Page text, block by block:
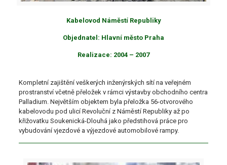
Kabelovod Náměstí Republiky
Objednatel: Hlavní město Praha
Realizace: 2004 – 2007
Kompletní zajištění veškerých inženýrských sítí na veřejném
prostranství včetně přeložek v rámci výstavby obchodního centra
Palladium. Největším objektem byla přeložka 56-otvorového
kabelovodu pod ulicí Revoluční z Náměstí Republiky až po
křižovatku Soukenická-Dlouhá jako předstihová práce pro
vybudování vjezdové a výjezdové automobilové rampy.